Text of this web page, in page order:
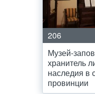
206
Музей-
хранитель
наследия в
провинции